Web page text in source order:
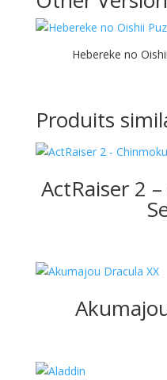
Hebereke no
Produits
ActRaiser 2